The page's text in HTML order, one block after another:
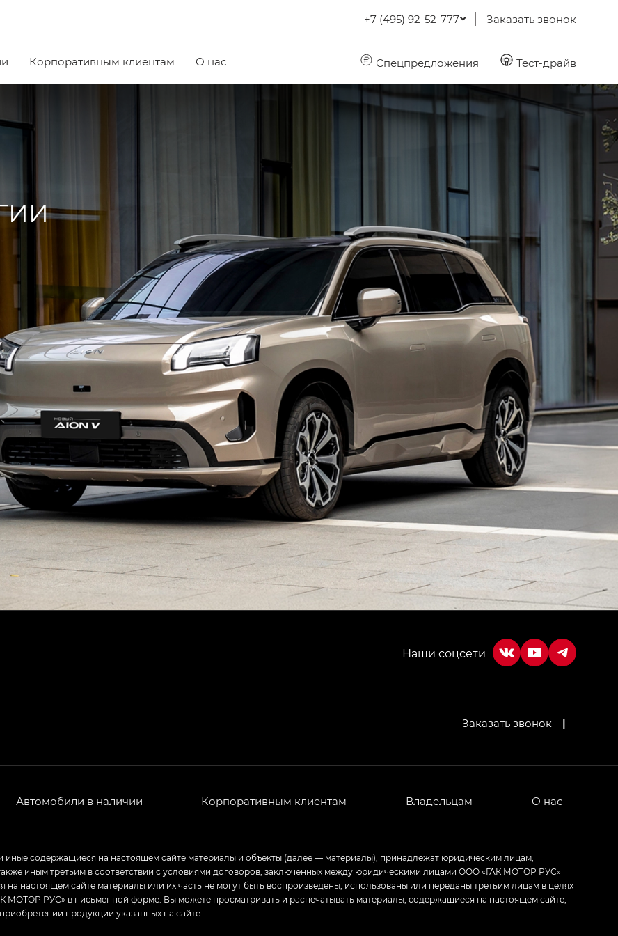
+7 (495) 92-52-777 Заказать звонок
Корпоративным клиентам О нас Спецпредложения Тест-драйв
Заказать звонок |
Автомобили в наличии Корпоративным клиентам Владельцам О нас
иные содержащиеся на настоящем сайте материалы и объекты (далее — материалы), принадлежат юридическим лицам,
иным третьим в соответствии с условиями договоров, заключенных между юридическими лицами ООО «ГАК МОТОР РУС»
настоящем сайте материалы или их часть не могут быть воспроизведены, использованы или переданы третьим лицам в целях
МОТОР РУС» в письменной форме. Вы можете просматривать и распечатывать материалы, содержащиеся на настоящем сайте,
продукции указанных на сайте.